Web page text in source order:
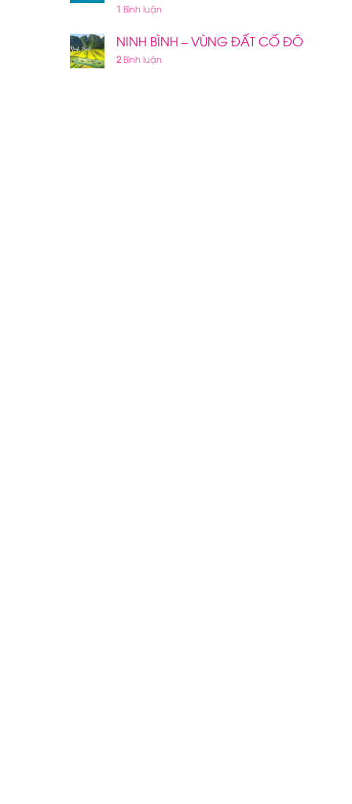
1 Bình luận
NINH BÌNH – VÙNG ĐẤT CỐ ĐÔ
2Bình luận